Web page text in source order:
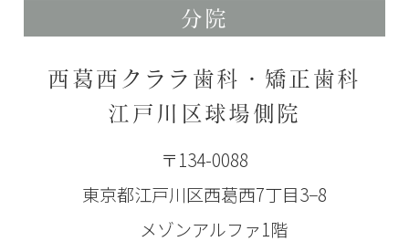
分院
西葛西クララ歯科・矯正歯科
江戸川区球場側院
〒134-0088
東京都江戸川区西葛西7丁目3−8
メゾンアルファ1階